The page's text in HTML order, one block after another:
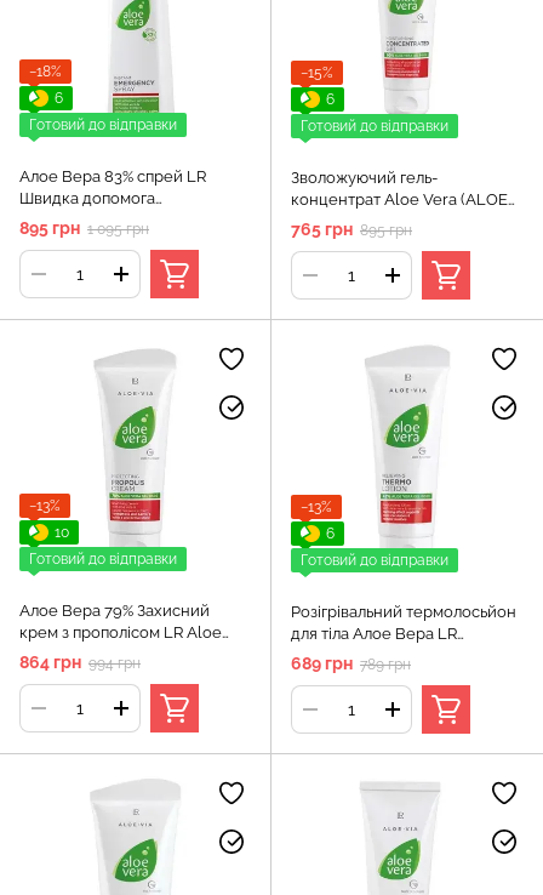
−18%
6
Готовий до відправки
Алое Вера 83% спрей LR
Швидка допомога
універсальний (Emergency
spray Aloe Vera), 400 мл
895 грн 1 095 грн
−15%
6
Готовий до відправки
Зволожуючий гель-
концентрат Aloe Vera (ALOE
VIA) LR Health & Beauty, 100 мл
765 грн 895 грн
−13%
10
Готовий до відправки
Алое Вера 79% Захисний
крем з прополісом LR Aloe
Via, 100 мл
864 грн 994 грн
−13%
6
Готовий до відправки
Розігрівальний термолосьйон
для тіла Алое Вера LR
(Thermo Lotion Aloe) LR health
& beauty, 100 мл
689 грн 789 грн